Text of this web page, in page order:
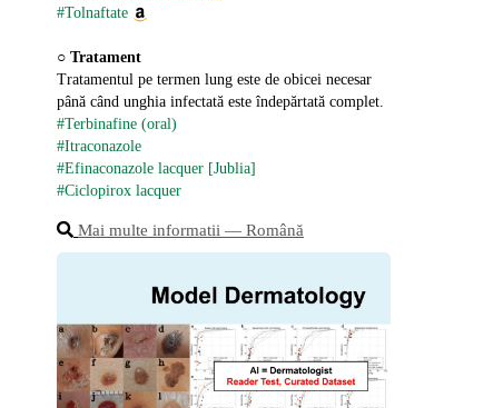
#Tolnaftate
○ Tratament
Tratamentul pe termen lung este de obicei necesar
până când unghia infectată este îndepărtată complet.
#Terbinafine (oral)
#Itraconazole
#Efinaconazole lacquer [Jublia]
#Ciclopirox lacquer
Mai multe informatii ― Română